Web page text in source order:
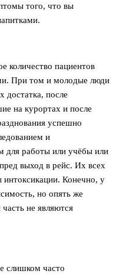
того, что вы
количество пациентов
При том и молодые люди
достатка, после
на курортах и после
успешно
и
для работы или учёбы или
выход в рейс. Их всех
Конечно, у
но опять же
не являются
слишком часто